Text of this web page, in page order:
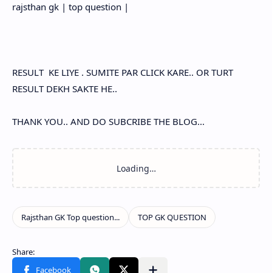
rajsthan gk | top question |
RESULT KE LIYE . SUMITE PAR CLICK KARE.. OR TURT
RESULT DEKH SAKTE HE..
THANK YOU.. AND DO SUBCRIBE THE BLOG...